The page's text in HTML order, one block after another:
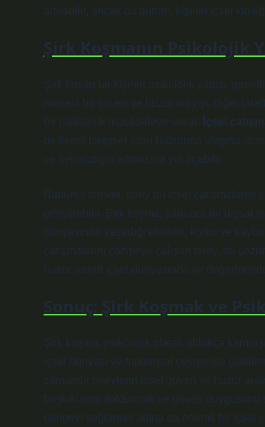
artırabilir, ancak bu durum, kişinin içsel
Şirk Koşmanın Psikolojik
Şirk koşan bir kişinin psikolojik yapısı,
manevi bir güven ve huzur arayışı, diğer
bir psikolojik mücadeleye sokar. İçsel
de kendi bireysel içsel huzuruna ulaşma
ve belirsizliğin artmasına yol açabilir.
Bununla birlikte, birey bu içsel
geliştirebilir. Şirk koşma, yalnızca bir dışsal
dünyasında yaşadığı eksiklik, korku ve
çatışmalarını çözmeye çalışan birey, bu
huzur, kendi içsel dünyasında ve
Sonuç: Şirk Koşmak ve
Şirk koşma, psikolojik olarak oldukça
içsel dünyası ve toplumsal çevresiyle
zamanda bireylerin içsel güven ve huzur
boşluklarını doldurmak ve güven
dengeyi sağlamak adına da önemli bir içsel